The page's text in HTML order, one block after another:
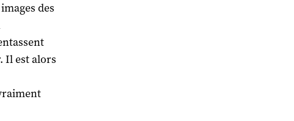
des
Il est alors